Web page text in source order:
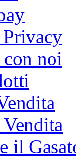
Privacy
con noi
il